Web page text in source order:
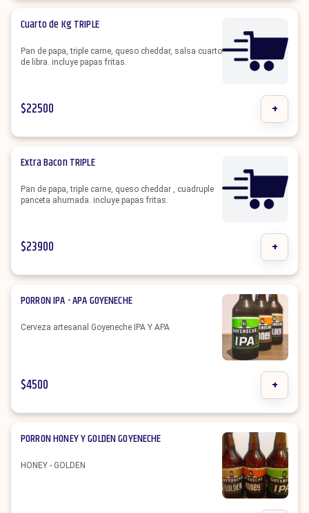
Cuarto de Kg TRIPLE
Pan de papa, triple carne, queso cheddar, salsa cuarto
de libra. incluye papas fritas.
$22500 +
Extra Bacon TRIPLE
Pan de papa, triple carne, queso cheddar , cuadruple
panceta ahumada. incluye papas fritas.
$23900 +
PORRON IPA - APA GOYENECHE
Cerveza artesanal Goyeneche IPA Y APA
$4500 +
PORRON HONEY Y GOLDEN GOYENECHE
HONEY - GOLDEN